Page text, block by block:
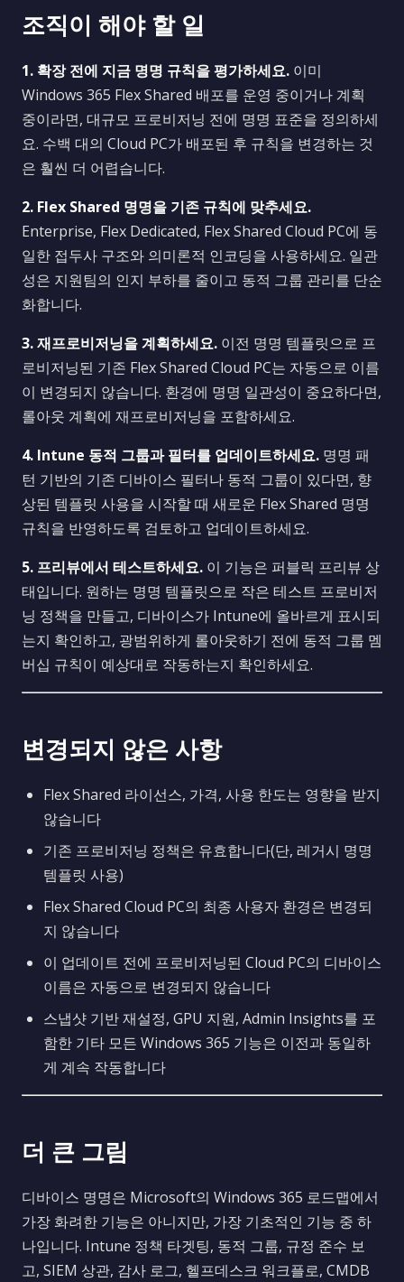
조직이 해야 할 일
1. 확장 전에 지금 명명 규칙을 평가하세요. 이미
Windows 365 Flex Shared 배포를 운영 중이거나 계획
중이라면, 대규모 프로비저닝 전에 명명 표준을 정의하세
요. 수백 대의 Cloud PC가 배포된 후 규칙을 변경하는 것
은 훨씬 더 어렵습니다.
2. Flex Shared 명명을 기존 규칙에 맞추세요.
Enterprise, Flex Dedicated, Flex Shared Cloud PC에 동
일한 접두사 구조와 의미론적 인코딩을 사용하세요. 일관
성은 지원팀의 인지 부하를 줄이고 동적 그룹 관리를 단순
화합니다.
3. 재프로비저닝을 계획하세요. 이전 명명 템플릿으로 프
로비저닝된 기존 Flex Shared Cloud PC는 자동으로 이름
이 변경되지 않습니다. 환경에 명명 일관성이 중요하다면,
롤아웃 계획에 재프로비저닝을 포함하세요.
4. Intune 동적 그룹과 필터를 업데이트하세요. 명명 패
턴 기반의 기존 디바이스 필터나 동적 그룹이 있다면, 향
상된 템플릿 사용을 시작할 때 새로운 Flex Shared 명명
규칙을 반영하도록 검토하고 업데이트하세요.
5. 프리뷰에서 테스트하세요. 이 기능은 퍼블릭 프리뷰 상
태입니다. 원하는 명명 템플릿으로 작은 테스트 프로비저
닝 정책을 만들고, 디바이스가 Intune에 올바르게 표시되
는지 확인하고, 광범위하게 롤아웃하기 전에 동적 그룹 멤
버십 규칙이 예상대로 작동하는지 확인하세요.
변경되지 않은 사항
Flex Shared 라이선스, 가격, 사용 한도는 영향을 받지
않습니다
기존 프로비저닝 정책은 유효합니다(단, 레거시 명명
템플릿 사용)
Flex Shared Cloud PC의 최종 사용자 환경은 변경되
지 않습니다
이 업데이트 전에 프로비저닝된 Cloud PC의 디바이스
이름은 자동으로 변경되지 않습니다
스냅샷 기반 재설정, GPU 지원, Admin Insights를 포
함한 기타 모든 Windows 365 기능은 이전과 동일하
게 계속 작동합니다
더 큰 그림
디바이스 명명은 Microsoft의 Windows 365 로드맵에서
가장 화려한 기능은 아니지만, 가장 기초적인 기능 중 하
나입니다. Intune 정책 타겟팅, 동적 그룹, 규정 준수 보
고, SIEM 상관, 감사 로그, 헬프데스크 워크플로, CMDB